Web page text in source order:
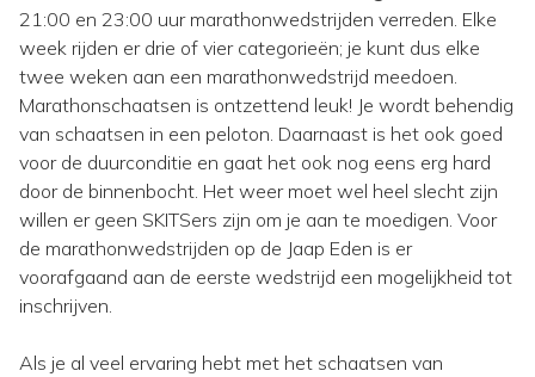
21:00 en 23:00 uur marathonwedstrijden verreden. Elke
week rijden er drie of vier categorieën; je kunt dus elke
twee weken aan een marathonwedstrijd meedoen.
Marathonschaatsen is ontzettend leuk! Je wordt behendig
van schaatsen in een peloton. Daarnaast is het ook goed
voor de duurconditie en gaat het ook nog eens erg hard
door de binnenbocht. Het weer moet wel heel slecht zijn
willen er geen SKITSers zijn om je aan te moedigen. Voor
de marathonwedstrijden op de Jaap Eden is er
voorafgaand aan de eerste wedstrijd een mogelijkheid tot
inschrijven.
Als je al veel ervaring hebt met het schaatsen van